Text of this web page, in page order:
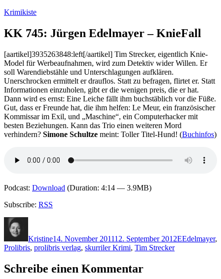
Zum
springen
Krimikiste
KK 745: Jürgen Edelmayer – KnieFall
[aartikel]3935263848:left[/aartikel] Tim Strecker, eigentlich Knie-
Model für Werbeaufnahmen, wird zum Detektiv wider Willen. Er
soll Warendiebstähle und Unterschlagungen aufklären.
Unerschrocken ermittelt er drauflos. Statt zu befragen, flirtet er. Statt
Informationen einzuholen, gibt er die wenigen preis, die er hat.
Dann wird es ernst: Eine Leiche fällt ihm buchstäblich vor die Füße.
Gut, dass er Freunde hat, die ihm helfen: Le Meur, ein französischer
Kommissar im Exil, und „Maschine“, ein Computerhacker mit
besten Beziehungen. Kann das Trio einen weiteren Mord
verhindern? Simone Schultze meint: Toller Titel-Hund! (Buchinfos)
Podcast: Download (Duration: 4:14 — 3.9MB)
Subscribe: RSS
Kristine14. November 201112. September 2012EEdelmayer,
Prolibris, prolibris verlag, skurriler Krimi, Tim Strecker
Schreibe einen Kommentar